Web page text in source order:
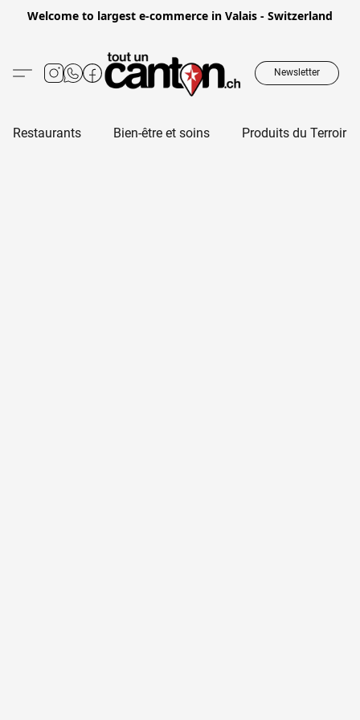
Welcome to largest e-commerce in Valais - Switzerland
Newsletter
Restaurants Bien-être et soins Produits du Terroir